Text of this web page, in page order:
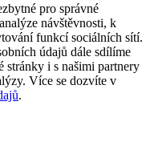
pro správné
návštěvnosti, k
funkcí sociálních sítí.
údajů dále sdílíme
stránky i s našimi partnery
Více se dozvíte v
.